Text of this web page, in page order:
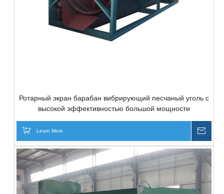
Ротарный экран барабан вибрирующий песчаный уголь с
высокой эффективностью большой мощности
Learn More